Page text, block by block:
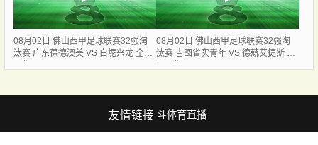
08月02日 佛山西甲足球联赛32强淘
汰赛 广东葆德澳美 VS 白坭兴龙 全场
08月02日 佛山西甲足球联赛32强淘
汰赛 吉图省实青年 VS 德兢艾捷斯 全
友情链接 斗体育直播